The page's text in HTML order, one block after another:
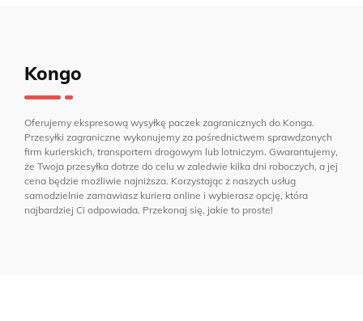
Kongo
Oferujemy ekspresową wysyłkę paczek zagranicznych do Konga.
Przesyłki zagraniczne wykonujemy za pośrednictwem sprawdzonych
firm kurierskich, transportem drogowym lub lotniczym. Gwarantujemy,
że Twoja przesyłka dotrze do celu w zaledwie kilka dni roboczych, a jej
cena będzie możliwie najniższa. Korzystając z naszych usług
samodzielnie zamawiasz kuriera online i wybierasz opcję, która
najbardziej Ci odpowiada. Przekonaj się, jakie to proste!